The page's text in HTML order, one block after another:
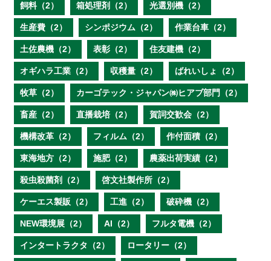
飼料（2） 箱処理剤（2） 光選別機（2）
生産費（2） シンポジウム（2） 作業台車（2）
土佐農機（2） 表彰（2） 住友建機（2）
オギハラ工業（2） 収穫量（2） ばれいしょ（2）
牧草（2） カーゴテック・ジャパン㈱ヒアブ部門（2）
畜産（2） 直播栽培（2） 賀詞交歓会（2）
機構改革（2） フィルム（2） 作付面積（2）
東海地方（2） 施肥（2） 農薬出荷実績（2）
殺虫殺菌剤（2） 啓文社製作所（2）
ケーエス製販（2） 工進（2） 破砕機（2）
NEW環境展（2） AI（2） フルタ電機（2）
インタートラクタ（2） ロータリー（2）